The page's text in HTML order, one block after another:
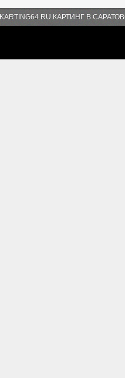
KARTING64.RU КАРТИНГ В